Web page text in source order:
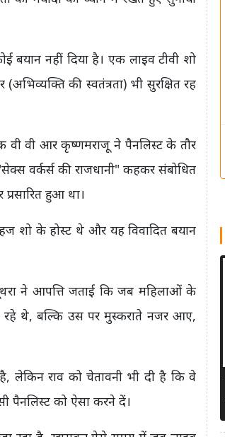
बयान नहीं दिया है। एक लाइव टीवी शो
की स्वतंत्रता) भी सुरक्षित रह
वी वी आर कृष्णमराजू ने पैनलिस्ट के तौर
वर्कर्स की राजधानी" कहकर संबोधित
हुआ था।
शो के होस्ट थे और यह विवादित बयान
ने आपत्ति जताई कि जब महिलाओं के
रहे थे, बल्कि उस पर मुस्कराते नजर आए,
लेकिन राव को चेतावनी भी दी है कि वे
पैनलिस्ट को ऐसा करने दें।